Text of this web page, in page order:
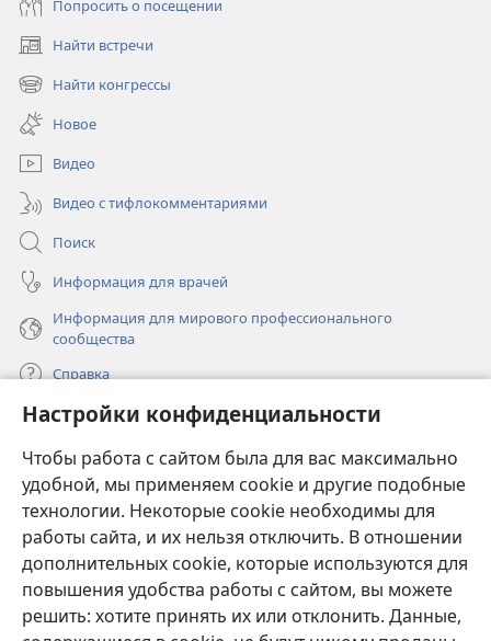
Настройки конфиденциальности
Чтобы работа с сайтом была для вас максимально
удобной, мы применяем cookie и другие подобные
технологии. Некоторые cookie необходимы для
работы сайта, и их нельзя отключить. В отношении
дополнительных cookie, которые используются для
повышения удобства работы с сайтом, вы можете
решить: хотите принять их или отклонить. Данные,
Попросить о посещении
Найти встречи
(открывается
в
новом
окне)
Найти конгрессы
(открывается
новом
окне)
Новое
Видео
Видео с тифлокомментариями
Поиск
Информация для врачей
Информация для мирового профессионального
сообщества
Справка
Пожертвования
в
новом
окне)
ОНЛАЙН-БИБЛИОТЕКА Сторожевой башни
(открывается
новом
окне)
JW Hub®
(открывается
в
новом
окне)
JW Library ®